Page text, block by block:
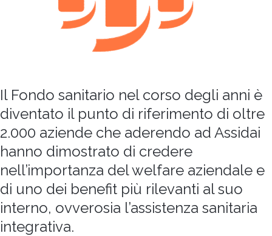
Il Fondo sanitario nel corso degli anni è
diventato il punto di riferimento di oltre
2.000 aziende che aderendo ad Assidai
hanno dimostrato di credere
nell’importanza del welfare aziendale e
di uno dei benefit più rilevanti al suo
interno, ovverosia l’assistenza sanitaria
integrativa.